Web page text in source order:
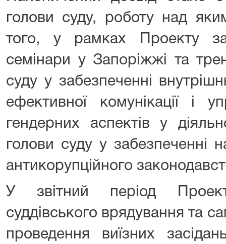
голови суду, роботу над
того, у рамках Проекту
семінари у Запоріжжі та
суду у забезпеченні
ефективної комунікації і
гендерних аспектів у
голови суду у забезпеченні
антикорупційного
У звітний період
суддівського врядування та
проведення виїзних